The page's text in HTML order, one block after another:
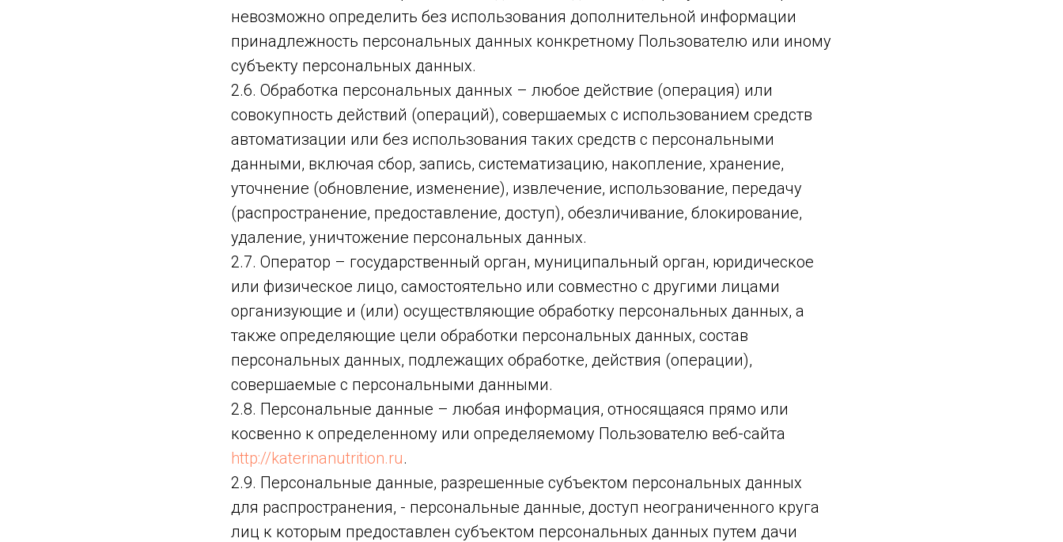
невозможно определить без использования дополнительной информации
принадлежность персональных данных конкретному Пользователю или иному
субъекту персональных данных.
2.6. Обработка персональных данных – любое действие (операция) или
совокупность действий (операций), совершаемых с использованием средств
автоматизации или без использования таких средств с персональными
данными, включая сбор, запись, систематизацию, накопление, хранение,
уточнение (обновление, изменение), извлечение, использование, передачу
(распространение, предоставление, доступ), обезличивание, блокирование,
удаление, уничтожение персональных данных.
2.7. Оператор – государственный орган, муниципальный орган, юридическое
или физическое лицо, самостоятельно или совместно с другими лицами
организующие и (или) осуществляющие обработку персональных данных, а
также определяющие цели обработки персональных данных, состав
персональных данных, подлежащих обработке, действия (операции),
совершаемые с персональными данными.
2.8. Персональные данные – любая информация, относящаяся прямо или
косвенно к определенному или определяемому Пользователю веб-сайта
http://katerinanutrition.ru.
2.9. Персональные данные, разрешенные субъектом персональных данных
для распространения, - персональные данные, доступ неограниченного круга
лиц к которым предоставлен субъектом персональных данных путем дачи